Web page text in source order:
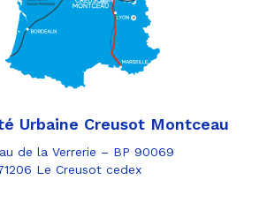
Urbaine Creusot Montceau
de la Verrerie – BP 90069
Le Creusot cedex